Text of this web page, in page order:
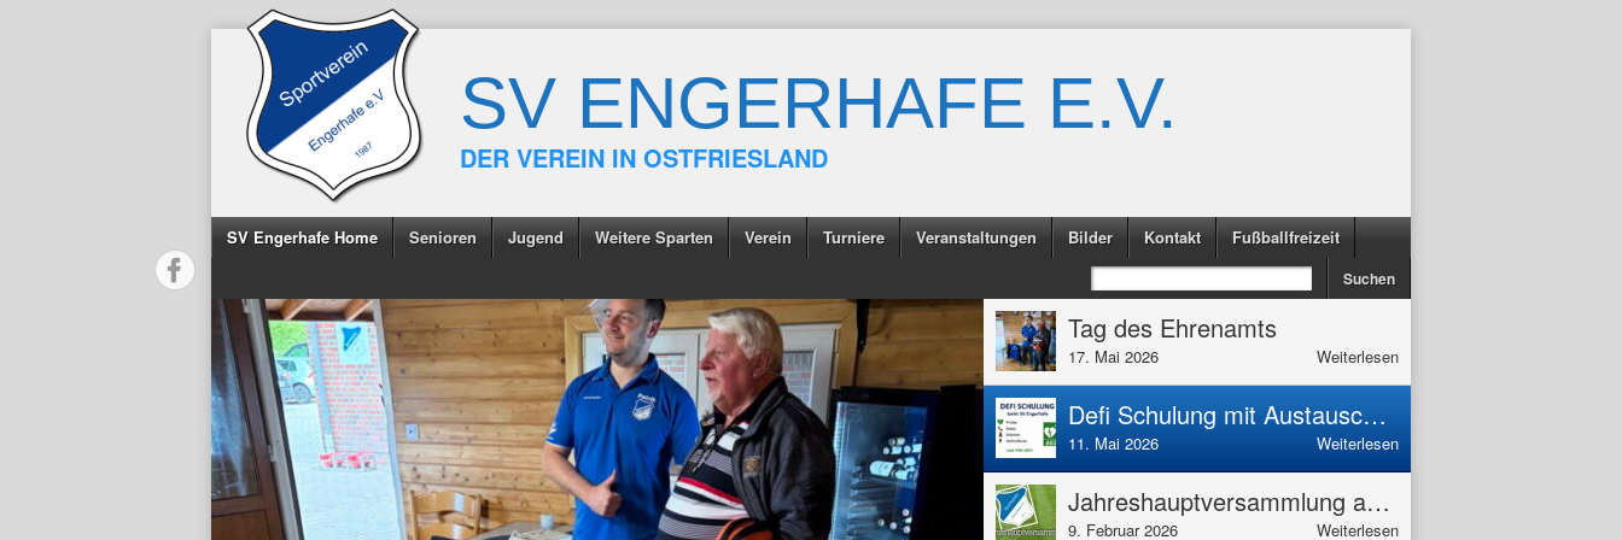
SV ENGERHAFE E.V.
DER VEREIN IN OSTFRIESLAND
SV Engerhafe Home Senioren Jugend Weitere Sparten Verein Turniere Veranstaltungen Bilder Kontakt Fußballfreizeit
Tag des Ehrenamts
17. Mai 2026 Weiterlesen
Defi Schulung mit Austausch 16.05. ab 13:00 Uhr
11. Mai 2026 Weiterlesen
Jahreshauptversammlung am 27.03.26
9. Februar 2026 Weiterlesen